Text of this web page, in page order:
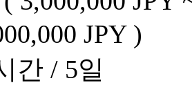
JPY )
간 / 5일